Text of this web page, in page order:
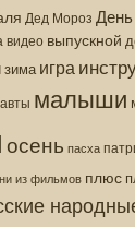
Дед Мороз
видео выпускной
зима игра
малыши
осень пасха
из фильмов плюс